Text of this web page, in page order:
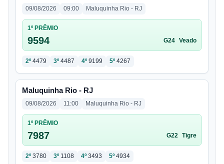
09/08/2026 09:00 Maluquinha Rio - RJ
1º PRÊMIO
9594 G24 Veado
2º 4479 3º 4487 4º 9199 5º 4267
Maluquinha Rio - RJ
09/08/2026 11:00 Maluquinha Rio - RJ
1º PRÊMIO
7987 G22 Tigre
2º 3780 3º 1108 4º 3493 5º 4934